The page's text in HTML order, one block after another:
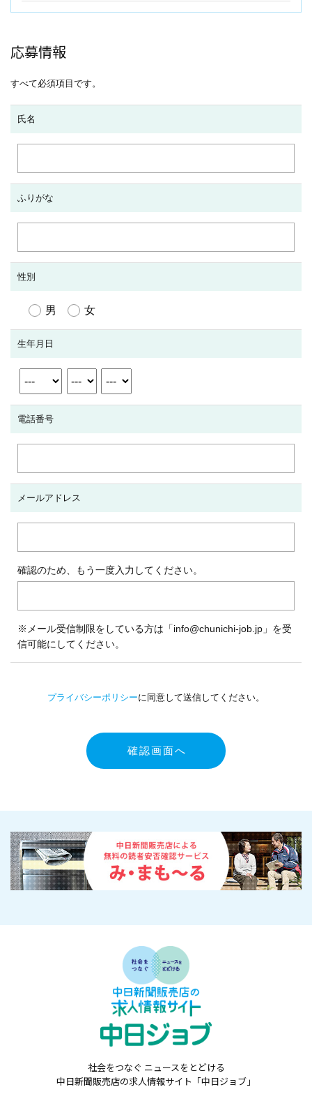
応募情報
すべて必須項目です。
氏名
ふりがな
性別
男 女
生年月日
電話番号
メールアドレス
確認のため、もう一度入力してください。
※メール受信制限をしている方は「info@chunichi-job.jp」を受
信可能にしてください。
プライバシーポリシーに同意して送信してください。
確認画面へ
社会をつなぐ ニュースをとどける
中日新聞販売店の求人情報サイト「中日ジョブ」